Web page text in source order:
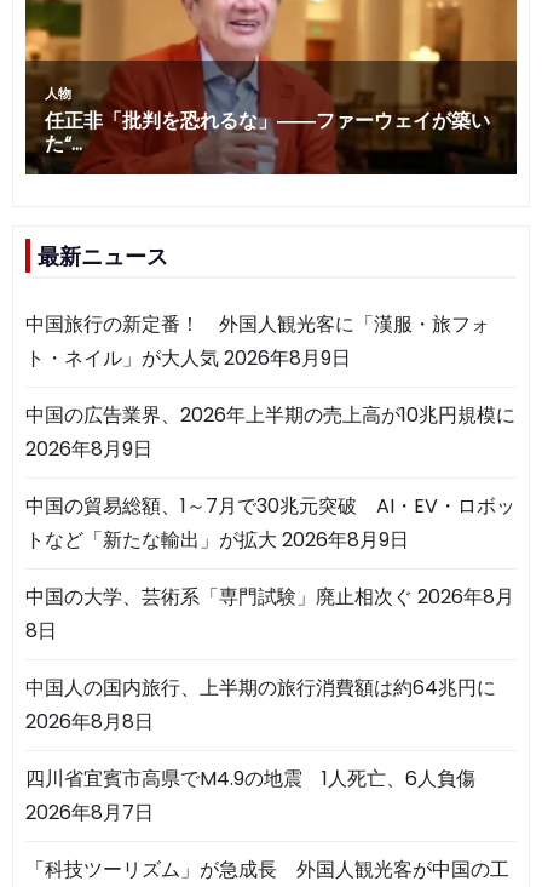
最新ニュース
中国旅行の新定番！ 外国人観光客に「漢服・旅フォ
ト・ネイル」が大人気2026年8月9日
中国の広告業界、2026年上半期の売上高が10兆円規模に
2026年8月9日
中国の貿易総額、1～7月で30兆元突破 AI・EV・ロボッ
トなど「新たな輸出」が拡大 2026年8月9日
中国の大学、芸術系「専門試験」廃止相次ぐ 2026年8月
8日
中国人の国内旅行、上半期の旅行消費額は約64兆円に
2026年8月8日
四川省宜賓市高県でM4.9の地震 1人死亡、6人負傷
2026年8月7日
「科技ツーリズム」が急成長 外国人観光客が中国の工